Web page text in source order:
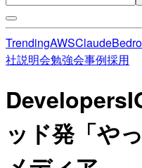
TrendingAWSClaude
社説明会勉強会事例採用
ッド発「や